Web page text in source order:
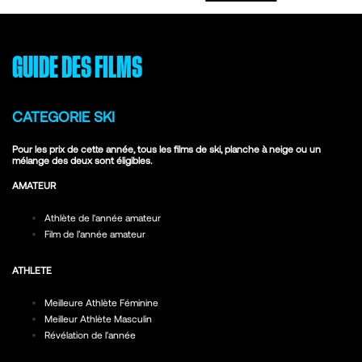
GUIDE DES FILMS
CATEGORIE SKI
Pour les prix de cette année, tous les films de ski, planche à neige ou un
mélange des deux sont éligibles.
AMATEUR
Athlète de l'année amateur
Film de l’année amateur
ATHLETE
Meilleure Athlète Féminine
Meilleur Athlète Masculin
Révélation de l'année